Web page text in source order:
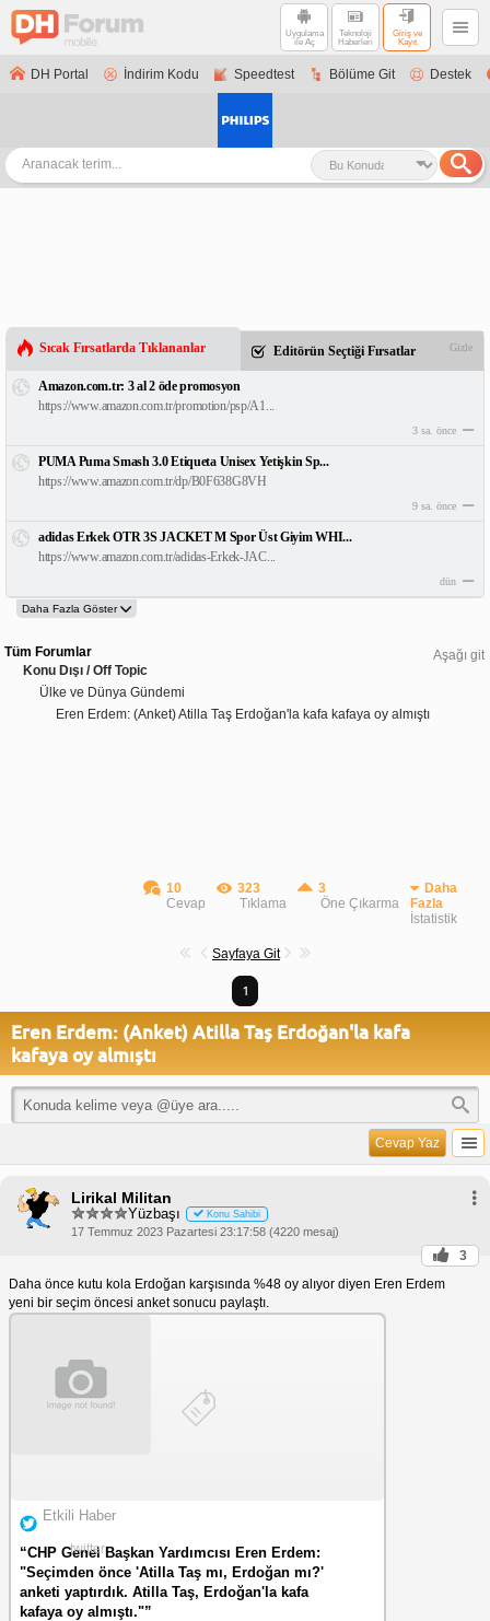
Uygulama
ile Aç
Teknoloji
Haberleri
Giriş ve
Kayıt
DH Portal İndirim Kodu Speedtest Bölüme Git Destek
Sıcak Fırsatlarda Tıklananlar Editörün Seçtiği Fırsatlar Gizle
Amazon.com.tr: 3 al 2 öde promosyon
https://www.amazon.com.tr/promotion/psp/A1...
3 sa. önce
PUMA Puma Smash 3.0 Etiqueta Unisex Yetişkin Sp...
https://www.amazon.com.tr/dp/B0F638G8VH
9 sa. önce
adidas Erkek OTR 3S JACKET M Spor Üst Giyim WHI...
https://www.amazon.com.tr/adidas-Erkek-JAC...
dün
Aşağı git
Tüm Forumlar
Konu Dışı / Off Topic
Ülke ve Dünya Gündemi
Eren Erdem: (Anket) Atilla Taş Erdoğan'la kafa kafaya oy almıştı
10
Cevap
323
Tıklama
3
Öne Çıkarma
Daha
Fazla
İstatistik
Sayfaya Git
1
Eren Erdem: (Anket) Atilla Taş Erdoğan'la kafa
kafaya oy almıştı
Cevap Yaz
Lirikal Militan
Yüzbaşı Konu Sahibi
17 Temmuz 2023 Pazartesi 23:17:58 (4220 mesaj)
3
Daha önce kutu kola Erdoğan karşısında %48 oy alıyor diyen Eren Erdem
yeni bir seçim öncesi anket sonucu paylaştı.
Etkili Haber
twitter
“CHP Genel Başkan Yardımcısı Eren Erdem:
"Seçimden önce 'Atilla Taş mı, Erdoğan mı?'
anketi yaptırdık. Atilla Taş, Erdoğan'la kafa
kafaya oy almıştı."”